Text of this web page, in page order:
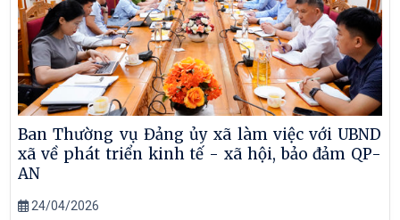
Ban Thường vụ Đảng ủy xã làm việc với UBND
xã về phát triển kinh tế - xã hội, bảo đảm QP-
AN
24/04/2026